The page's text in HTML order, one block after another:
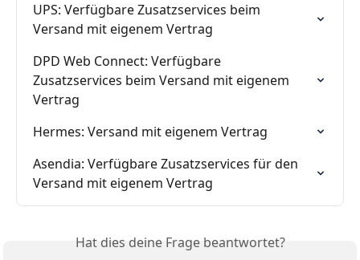
UPS: Verfügbare Zusatzservices beim
Versand mit eigenem Vertrag
DPD Web Connect: Verfügbare
Zusatzservices beim Versand mit eigenem
Vertrag
Hermes: Versand mit eigenem Vertrag
Asendia: Verfügbare Zusatzservices für den
Versand mit eigenem Vertrag
Hat dies deine Frage beantwortet?